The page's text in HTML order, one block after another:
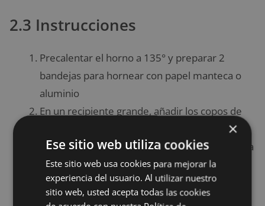
2.3 Instrucciones
Precalentar el horno a 135° y preparar 2
bandejas para hornear con papel manteca o
aluminio
En un recipiente grande, añadir los copos de
avena regulares, la avena cortada al acero, los
copos de coco, la canela y sal. Mezclar y dejar a
un lado.
Colocar la quinoa en una sartén pequeña y
tostarla a temperatura media, revolviendo
×
Ese sitio web utiliza cookies
Este sitio web usa cookies para mejorar la
experiencia del usuario. Al utilizar nuestro
sitio web, usted acepta todas las cookies